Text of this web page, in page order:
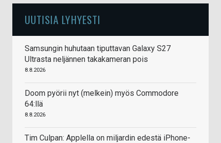
UUTISIA LYHYESTI
Samsungin huhutaan tiputtavan Galaxy S27
Ultrasta neljännen takakameran pois
8.8.2026
Doom pyörii nyt (melkein) myös Commodore
64:llä
8.8.2026
Tim Culpan: Applella on miljardin edestä iPhone-